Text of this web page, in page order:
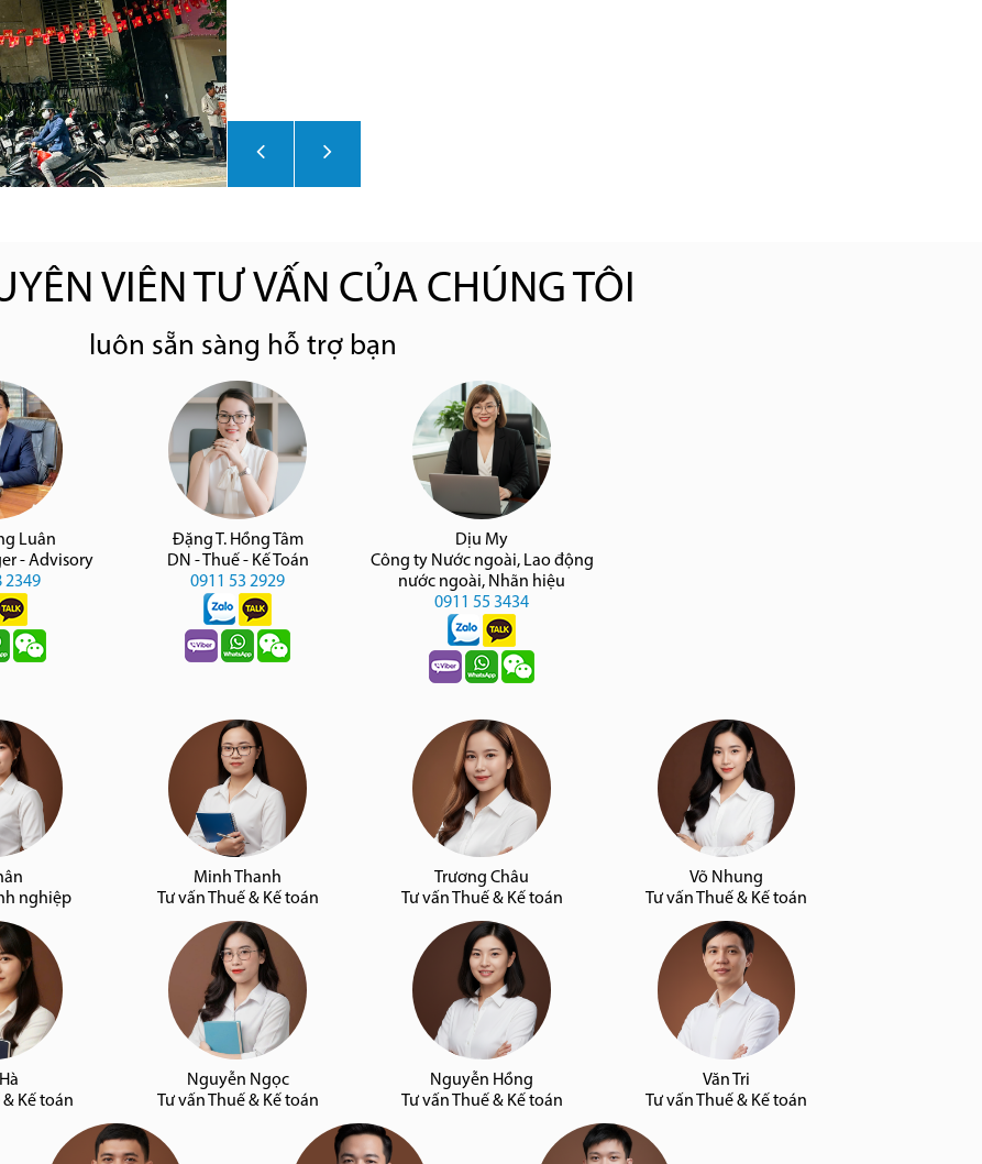
VIÊN TƯ VẤN CỦA CHÚNG TÔI
luôn sẵn sàng hỗ trợ bạn
Luân
- Advisory
2349
Đặng T. Hồng Tâm
DN - Thuế - Kế Toán
0911 53 2929
Dịu My
Công ty Nước ngoài, Lao động
nước ngoài, Nhãn hiệu
0911 55 3434
nghiệp
Minh Thanh
Tư vấn Thuế & Kế toán
Trương Châu
Tư vấn Thuế & Kế toán
Võ Nhung
Tư vấn Thuế & Kế toán
& Kế toán
Nguyễn Ngọc
Tư vấn Thuế & Kế toán
Nguyễn Hồng
Tư vấn Thuế & Kế toán
Văn Tri
Tư vấn Thuế & Kế toán